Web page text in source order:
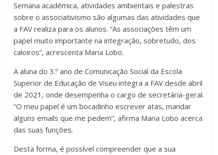
Semana académica, atividades ambientais e palestras
sobre o associativismo são algumas das atividades que
a FAV realiza para os alunos. “As associações têm um
papel muito importante na integração, sobretudo, dos
caloiros”, acrescenta Maria Lobo.
A aluna do 3.º ano de Comunicação Social da Escola
Superior de Educação de Viseu integra a FAV desde abril
de 2021, onde desempenha o cargo de secretária-geral.
“O meu papel é um bocadinho escrever atas, mandar
alguns emails que me pedem”, afirma Maria Lobo acerca
das suas funções.
Desta forma, é possível compreender que a sua